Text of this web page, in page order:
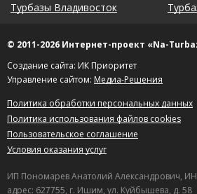
Турбазы Владивосток
© 2011-2026 Интернет-проект «Na-
Создание сайта: ИК Приоритет
Управление сайтом: Медиа-Решения
Политика обработки персональных данных
Политика использования файлов cookies
Пользовательское соглашение
Условия оказания услуг
ИП Пономарев Анатолий Александрович,
адрес: 627755, г. Ишим, ул. Куйбышева, д. 58